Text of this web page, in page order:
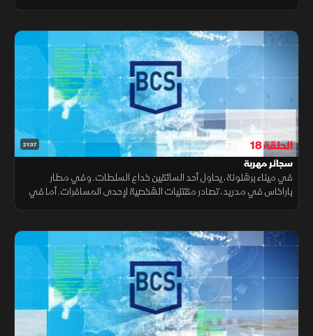
21:37 الحلقة 18
سجائر مهربة
في ميناء برشلونة، يحاول أحد السائقين خداع السلطات. وفي مطار
باراخاس في مدريد، تصادر مقتنيات الشخصية لإحدى المسافرات. أما في